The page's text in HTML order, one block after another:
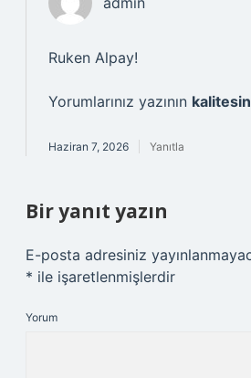
Ruken Alpay!
Yorumlarınız yazının
Haziran 7, 2026 Yanıtla
Bir yanıt yazın
E-posta adresiniz
* ile işaretlenmişlerdir
Yorum